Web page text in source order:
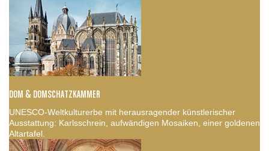
DOM & DOMSCHATZKAMMER
UNESCO-Weltkulturerbe mit herausragender künstlerischer
Ausstattung: Karlsschrein, aufwändigen Mosaiken, einer goldenen
Altartafel.